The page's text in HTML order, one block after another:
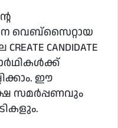
വെബ്സൈറ്റായ
CANDIDATE
ഈ
സമര്‍പ്പണവും